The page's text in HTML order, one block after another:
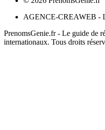
AGENCE-CREAWEB -
PrenomsGenie.fr - Le guide de
internationaux. Tous droits